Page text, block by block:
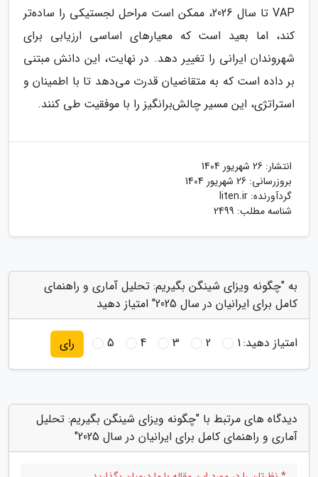
VAP تا سال 2026، ممکن است مراحل لجستیکی را ساده‌تر
کند، اما بعید است که معیارهای اساسی ارزیابی برای
شهروندان ایرانی را تغییر دهد. در نهایت، این دانش مبتنی
بر داده است که به متقاضیان قدرت می‌دهد تا با اطمینان و
استراتژی، این مسیر چالش‌برانگیز را با موفقیت طی کنند.
انتشار: 26 شهریور 1404
بروزرسانی: 26 شهریور 1404
گردآورنده: liten.ir
شناسه مطلب: 2499
به "چگونه ویزای شینگن بگیریم: تحلیل آماری و راهنمای
کامل برای ایرانیان در سال 2025" امتیاز دهید
امتیاز دهید:1
2
3
4
5 رای
دیدگاه های مرتبط با "چگونه ویزای شینگن بگیریم: تحلیل
آماری و راهنمای کامل برای ایرانیان در سال 2025"